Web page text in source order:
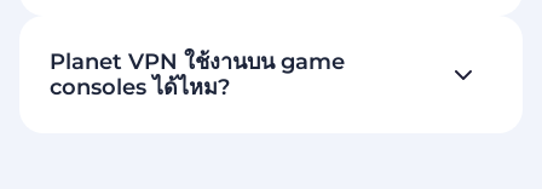
Planet VPN ใช้งานบน game
consoles ได้ไหม?